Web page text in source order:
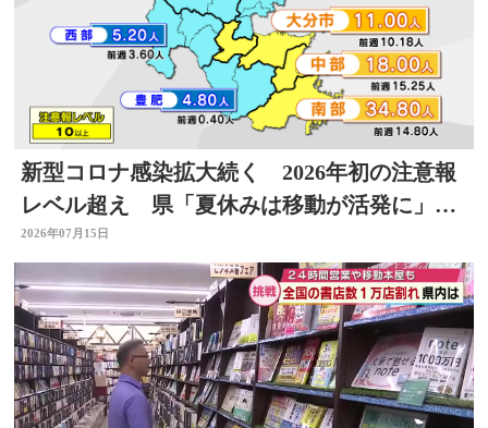
新型コロナ感染拡大続く 2026年初の注意報
レベル超え 県「夏休みは移動が活発に」感
染対策を 大分
2026年07月15日